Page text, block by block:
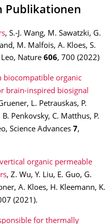
Publikationen
, S.-J. Wang, M. Sawatzki, G.
M. Malfois, A. Kloes, S.
Nature 606, 700 (2022)
biocompatible organic
brain-inspired biosignal
L. Petrauskas, P.
Penkovsky, C. Matthus, P.
Science Advances 7,
organic permeable
, Z. Wu, Y. Liu, E. Guo, G.
A. Kloes, H. Kleemann, K.
(2021).
for thermally